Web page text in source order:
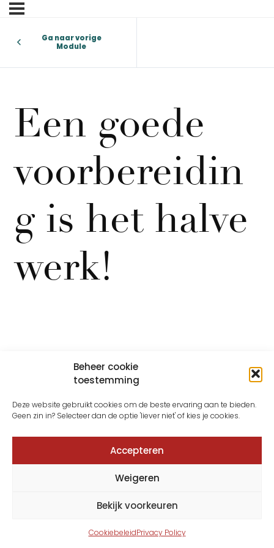
Beheer cookie
toestemming
Deze website gebruikt cookies om de beste ervaring aan te bieden.
Geen zin in? Selecteer dan de optie 'liever niet' of kies je cookies.
Accepteren
Weigeren
Bekijk voorkeuren
CookiebeleidPrivacy Policy
Ga naar vorige
Module
Een goede
voorbereidin
g is het halve
werk!